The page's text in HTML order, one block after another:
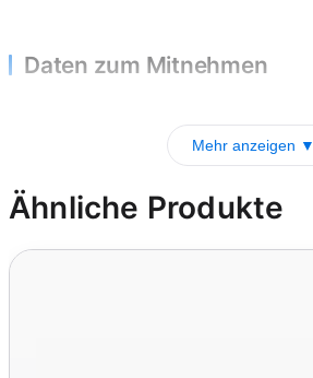
Daten zum Mitnehmen
Mehr anzeigen ▼
Ähnliche Produkte